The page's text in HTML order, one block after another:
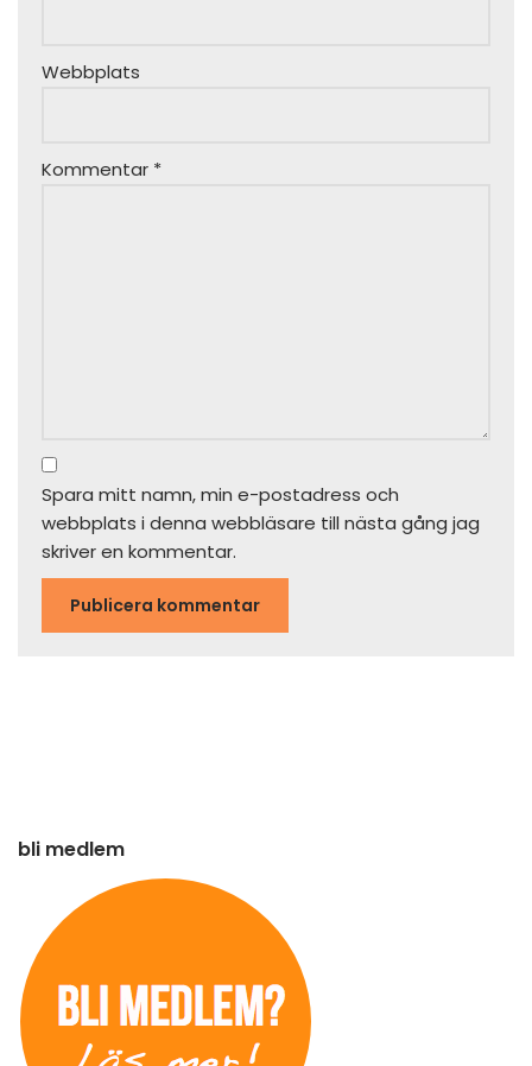
Webbplats
Kommentar *
Spara mitt namn, min e-postadress och
webbplats i denna webbläsare till nästa gång jag
skriver en kommentar.
bli medlem